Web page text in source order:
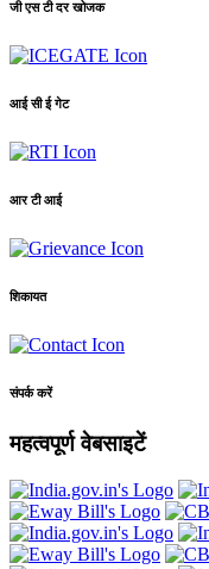
जी एस टी दर खोजक
आई सी ई गेट
आर टी आई
शिकायत
संपर्क करें
महत्वपूर्ण वेबसाइटें